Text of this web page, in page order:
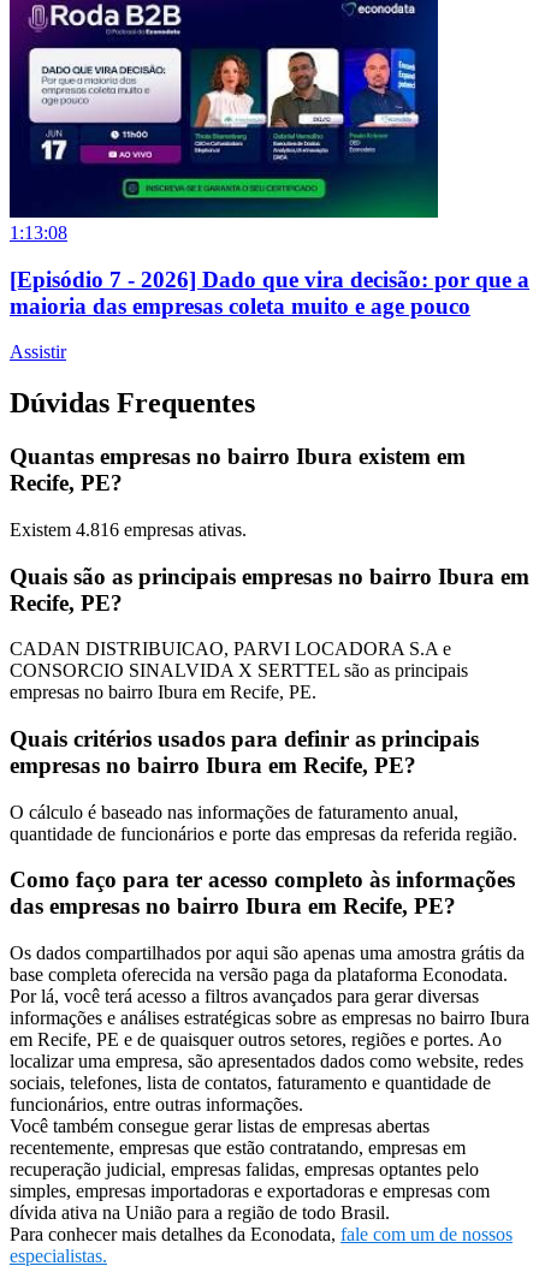
1:13:08
[Episódio 7 - 2026] Dado que vira decisão: por que a
maioria das empresas coleta muito e age pouco
Assistir
Dúvidas Frequentes
Quantas empresas no bairro Ibura existem em
Recife, PE?
Existem 4.816 empresas ativas.
Quais são as principais empresas no bairro Ibura em
Recife, PE?
CADAN DISTRIBUICAO, PARVI LOCADORA S.A e
CONSORCIO SINALVIDA X SERTTEL são as principais
empresas no bairro Ibura em Recife, PE.
Quais critérios usados para definir as principais
empresas no bairro Ibura em Recife, PE?
O cálculo é baseado nas informações de faturamento anual,
quantidade de funcionários e porte das empresas da referida região.
Como faço para ter acesso completo às informações
das empresas no bairro Ibura em Recife, PE?
Os dados compartilhados por aqui são apenas uma amostra grátis da
base completa oferecida na versão paga da plataforma Econodata.
Por lá, você terá acesso a filtros avançados para gerar diversas
informações e análises estratégicas sobre as empresas no bairro Ibura
em Recife, PE e de quaisquer outros setores, regiões e portes. Ao
localizar uma empresa, são apresentados dados como website, redes
sociais, telefones, lista de contatos, faturamento e quantidade de
funcionários, entre outras informações.
Você também consegue gerar listas de empresas abertas
recentemente, empresas que estão contratando, empresas em
recuperação judicial, empresas falidas, empresas optantes pelo
simples, empresas importadoras e exportadoras e empresas com
dívida ativa na União para a região de todo Brasil.
Para conhecer mais detalhes da Econodata, fale com um de nossos
especialistas.